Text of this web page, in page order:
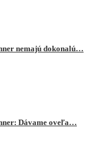
nemajú dokonalú…
Dávame oveľa…